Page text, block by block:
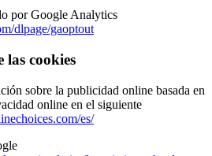
por Google Analytics
dlpage/gaoptout
las cookies
sobre la publicidad online basada en
online en el siguiente
es/